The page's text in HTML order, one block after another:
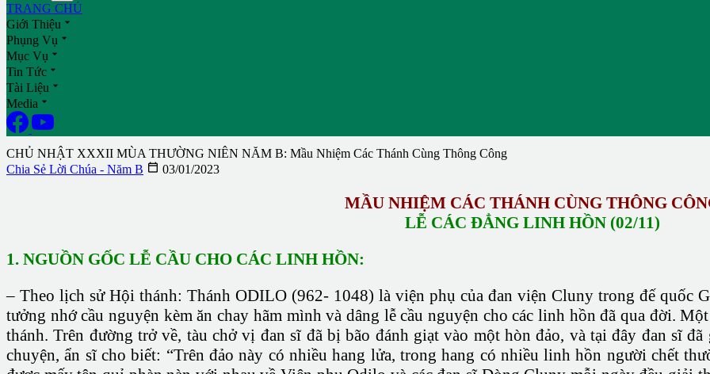
TRANG CHỦ
Giới Thiệu 
Phụng Vụ 
Mục Vụ 
Tin Tức 
Tài Liệu 
Media 
CHỦ NHẬT XXXII MÙA THƯỜNG NIÊN NĂM B: Mầu Nhiệm Các Thánh Cùng Thông Công
Chia Sẻ Lời Chúa - Năm B  03/01/2023
MẦU NHIỆM CÁC THÁNH CÙNG THÔNG
LỄ CÁC ĐẲNG LINH HỒN (02/11)
1. NGUỒN GỐC LỄ CẦU CHO CÁC LINH HỒN:
– Theo lịch sử Hội thánh: Thánh ODILO (962- 1048) là viện phụ của đan viện Cluny trong đế quốc
tưởng nhớ cầu nguyện kèm ăn chay hãm mình và dâng lễ cầu nguyện cho các linh hồn đã qua đời.
thánh. Trên đường trở về, tàu chở vị đan sĩ đã bị bão đánh giạt vào một hòn đảo, và tại đây đan sĩ
chuyện, ẩn sĩ cho biết: “Trên đảo này có nhiều hang lửa, trong hang có nhiều linh hồn người chết